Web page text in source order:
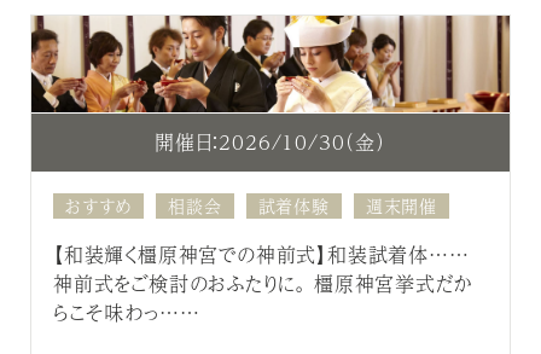
開催日：2026/10/30（金）
おすすめ 相談会 試着体験 週末開催
【和装輝く橿原神宮での神前式】和装試着体……
神前式をご検討のおふたりに。 橿原神宮挙式だか
らこそ味わっ……